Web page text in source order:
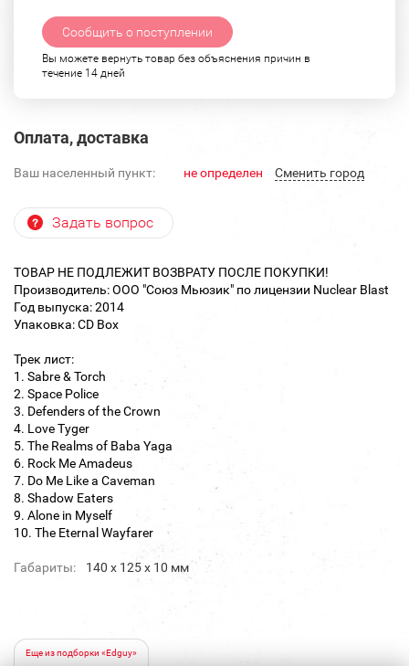
Сообщить о поступлении
Вы можете вернуть товар без объяснения причин в
течение 14 дней
Оплата, доставка
Ваш населенный пункт: не определен Cменить город
Задать вопрос
ТОВАР НЕ ПОДЛЕЖИТ ВОЗВРАТУ ПОСЛЕ ПОКУПКИ!
Производитель: ООО "Союз Мьюзик" по лицензии Nuclear Blast
Год выпуска: 2014
Упаковка: CD Box
Трек лист:
1. Sabre & Torch
2. Space Police
3. Defenders of the Crown
4. Love Tyger
5. The Realms of Baba Yaga
6. Rock Me Amadeus
7. Do Me Like a Caveman
8. Shadow Eaters
9. Alone in Myself
10. The Eternal Wayfarer
Габариты: 140 х 125 х 10 мм
Еще из подборки «Edguy»